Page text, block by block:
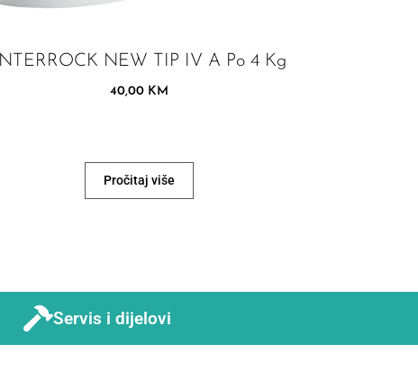
INTERROCK NEW TIP IV A Po 4 Kg
40,00 KM
Pročitaj više
Servis i dijelovi